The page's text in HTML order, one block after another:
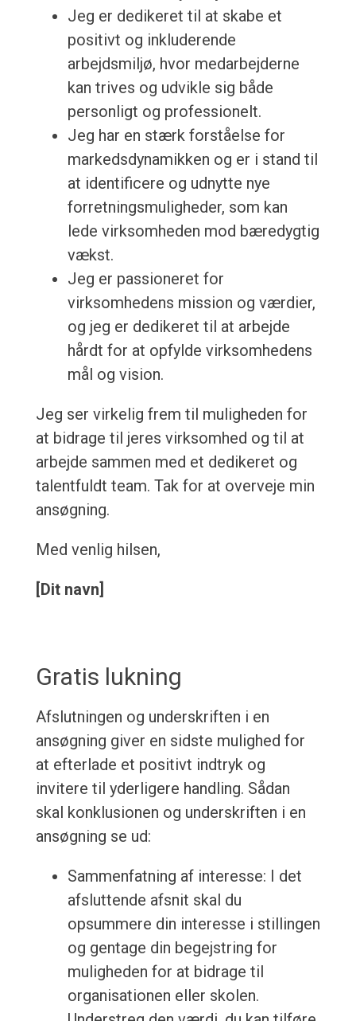
Jeg er dedikeret til at skabe et
positivt og inkluderende
arbejdsmiljø, hvor medarbejderne
kan trives og udvikle sig både
personligt og professionelt.
Jeg har en stærk forståelse for
markedsdynamikken og er i stand til
at identificere og udnytte nye
forretningsmuligheder, som kan
lede virksomheden mod bæredygtig
vækst.
Jeg er passioneret for
virksomhedens mission og værdier,
og jeg er dedikeret til at arbejde
hårdt for at opfylde virksomhedens
mål og vision.
Jeg ser virkelig frem til muligheden for
at bidrage til jeres virksomhed og til at
arbejde sammen med et dedikeret og
talentfuldt team. Tak for at overveje min
ansøgning.
Med venlig hilsen,
[Dit navn]
Gratis lukning
Afslutningen og underskriften i en
ansøgning giver en sidste mulighed for
at efterlade et positivt indtryk og
invitere til yderligere handling. Sådan
skal konklusionen og underskriften i en
ansøgning se ud:
Sammenfatning af interesse: I det
afsluttende afsnit skal du
opsummere din interesse i stillingen
og gentage din begejstring for
muligheden for at bidrage til
organisationen eller skolen.